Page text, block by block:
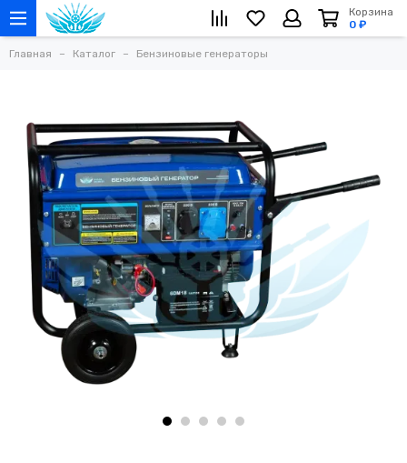
Корзина
0 ₽
Главная Каталог Бензиновые генераторы